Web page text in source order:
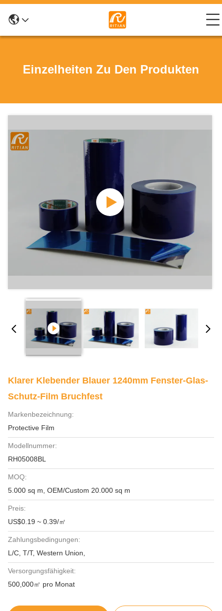
Einzelheiten Zu Den Produkten
Klarer Klebender Blauer 1240mm Fenster-Glas-
Schutz-Film Bruchfest
Markenbezeichnung:
Protective Film
Modellnummer:
RH05008BL
MOQ:
5.000 sq m, OEM/Custom 20.000 sq m
Preis:
US$0.19 ~ 0.39/㎡
Zahlungsbedingungen:
L/C, T/T, Western Union,
Versorgungsfähigkeit:
500,000㎡ pro Monat